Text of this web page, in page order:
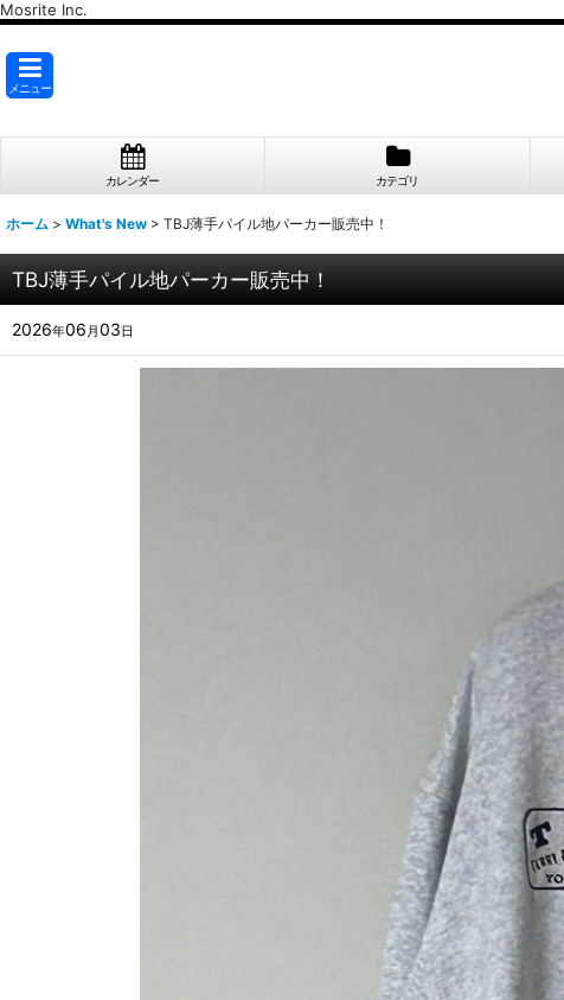
Mosrite Inc.
メニュー
カレンダー カテゴリ
ホーム > What's New > TBJ薄手パイル地パーカー販売中！
TBJ薄手パイル地パーカー販売中！
2026年06 月03日